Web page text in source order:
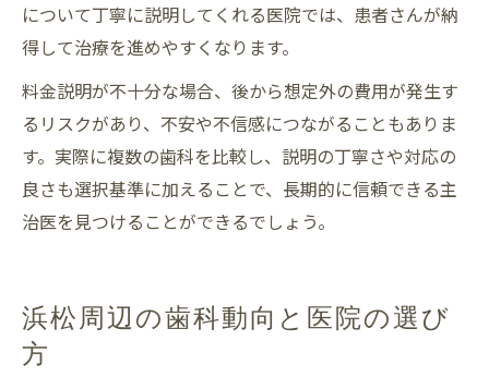
について丁寧に説明してくれる医院では、患者さんが納
得して治療を進めやすくなります。
料金説明が不十分な場合、後から想定外の費用が発生す
るリスクがあり、不安や不信感につながることもありま
す。実際に複数の歯科を比較し、説明の丁寧さや対応の
良さも選択基準に加えることで、長期的に信頼できる主
治医を見つけることができるでしょう。
浜松周辺の歯科動向と医院の選び
方